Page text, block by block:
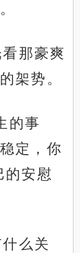
那豪爽
架势。
的事
定，你
的安慰
么关